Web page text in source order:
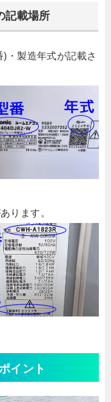
記載場所
・製造年式が記載さ
ります。
イント